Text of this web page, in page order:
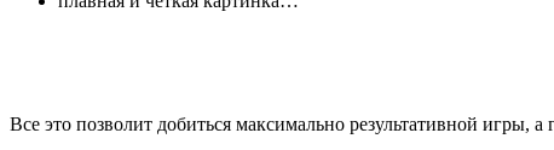
Все это позволит добиться максимально результативной игры,